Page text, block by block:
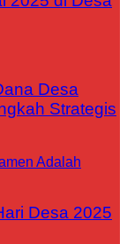
Desa
Strategis
Desa 2025